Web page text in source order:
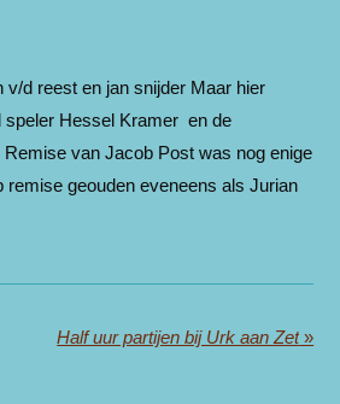
d reest en jan snijder Maar hier
speler Hessel Kramer en de
van Jacob Post was nog enige
geouden eveneens als Jurian
Half uur partijen bij Urk aan Zet »